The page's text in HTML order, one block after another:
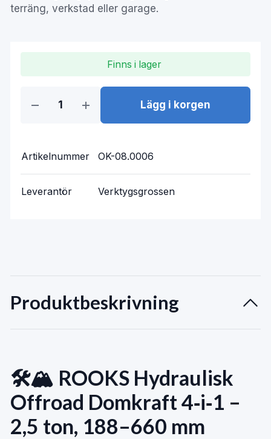
terräng, verkstad eller garage.
Finns i lager
Lägg i korgen
Artikelnummer OK-08.0006
Leverantör Verktygsgrossen
Produktbeskrivning
🛠️🏔️ ROOKS Hydraulisk
Offroad Domkraft 4‑i‑1 –
2,5 ton, 188–660 mm